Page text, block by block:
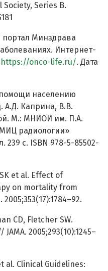
Series B.
Минздрава
Интернет-
https://onco-life.ru/. Дата
населению
А.Д. Каприна, В.В.
М.: МНИОИ им. П.А.
радиологии»
239 с. ISBN 978-5-85502-
et al. Effect of
on mortality from
CD, Fletcher SW.
2005;293(10):1245–
al. Clinical Guidelines: